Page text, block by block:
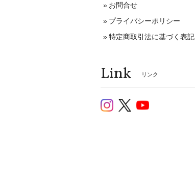
お問合せ
プライバシーポリシー
特定商取引法に基づく表記
Link リンク